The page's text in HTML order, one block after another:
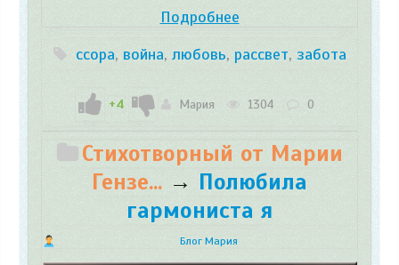
Подробнее
ссора, война, любовь, рассвет, забота
+4 Мария 1304 0
Стихотворный от Марии
Гензе... → Полюбила
гармониста я
Блог Мария